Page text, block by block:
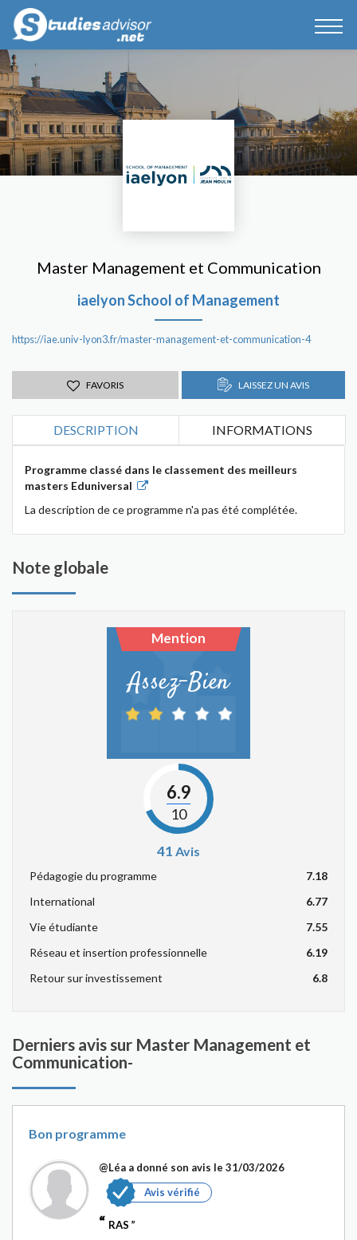
Master Management et Communication
iaelyon School of Management
https://iae.univ-lyon3.fr/master-management-et-communication-4
FAVORIS LAISSEZ UN AVIS
DESCRIPTION INFORMATIONS
Programme classé dans le classement des meilleurs
masters Eduniversal
La description de ce programme n'a pas été complétée.
Note globale
Mention
Assez-Bien
6.9
10
41 Avis
Pédagogie du programme
7.18
International
6.77
Vie étudiante
7.55
Réseau et insertion professionnelle
6.19
Retour sur investissement
6.8
Derniers avis sur Master Management et
Communication-
Bon programme
@Léa a donné son avis le 31/03/2026
Avis vérifié
RAS